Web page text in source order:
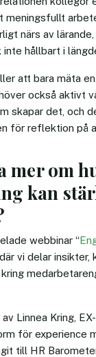
meningsfullt
närs av
hållbart i
att bara mäta
också aktivt
skapar det, och
för reflektion på
mer om
kan
webbinar “
där vi delar
Linnea Kring,
för experience
till HR